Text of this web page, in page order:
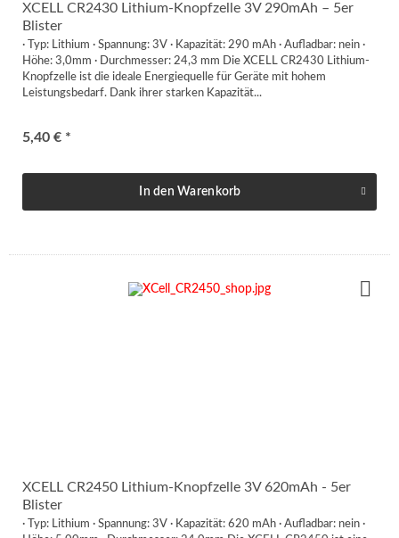
XCELL CR2430 Lithium-Knopfzelle 3V 290mAh – 5er
Blister
· Typ: Lithium · Spannung: 3V · Kapazität: 290 mAh · Aufladbar: nein ·
Höhe: 3,0mm · Durchmesser: 24,3 mm Die XCELL CR2430 Lithium-
Knopfzelle ist die ideale Energiequelle für Geräte mit hohem
Leistungsbedarf. Dank ihrer starken Kapazität...
5,40 € *
In den Warenkorb
XCELL CR2450 Lithium-Knopfzelle 3V 620mAh - 5er
Blister
· Typ: Lithium · Spannung: 3V · Kapazität: 620 mAh · Aufladbar: nein ·